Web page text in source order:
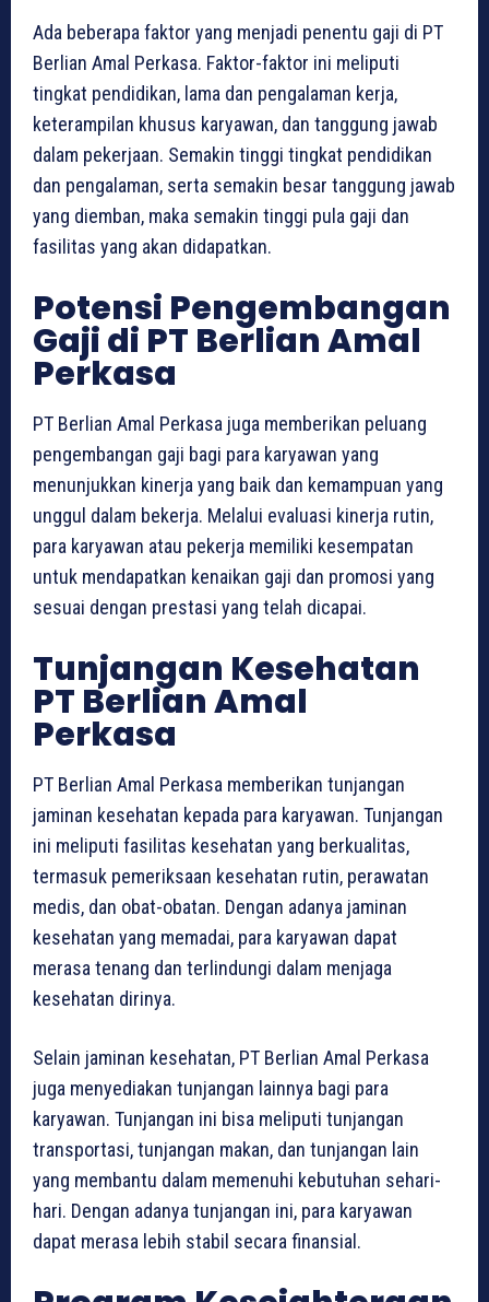
Ada beberapa faktor yang menjadi penentu gaji di PT
Berlian Amal Perkasa. Faktor-faktor ini meliputi
tingkat pendidikan, lama dan pengalaman kerja,
keterampilan khusus karyawan, dan tanggung jawab
dalam pekerjaan. Semakin tinggi tingkat pendidikan
dan pengalaman, serta semakin besar tanggung jawab
yang diemban, maka semakin tinggi pula gaji dan
fasilitas yang akan didapatkan.
Potensi Pengembangan
Gaji di PT Berlian Amal
Perkasa
PT Berlian Amal Perkasa juga memberikan peluang
pengembangan gaji bagi para karyawan yang
menunjukkan kinerja yang baik dan kemampuan yang
unggul dalam bekerja. Melalui evaluasi kinerja rutin,
para karyawan atau pekerja memiliki kesempatan
untuk mendapatkan kenaikan gaji dan promosi yang
sesuai dengan prestasi yang telah dicapai.
Tunjangan Kesehatan
PT Berlian Amal
Perkasa
PT Berlian Amal Perkasa memberikan tunjangan
jaminan kesehatan kepada para karyawan. Tunjangan
ini meliputi fasilitas kesehatan yang berkualitas,
termasuk pemeriksaan kesehatan rutin, perawatan
medis, dan obat-obatan. Dengan adanya jaminan
kesehatan yang memadai, para karyawan dapat
merasa tenang dan terlindungi dalam menjaga
kesehatan dirinya.
Selain jaminan kesehatan, PT Berlian Amal Perkasa
juga menyediakan tunjangan lainnya bagi para
karyawan. Tunjangan ini bisa meliputi tunjangan
transportasi, tunjangan makan, dan tunjangan lain
yang membantu dalam memenuhi kebutuhan sehari-
hari. Dengan adanya tunjangan ini, para karyawan
dapat merasa lebih stabil secara finansial.